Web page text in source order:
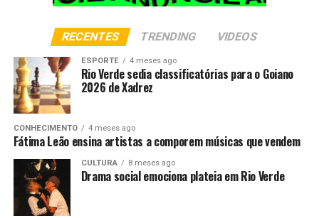
RECENTES TRENDING VIDEOS
ESPORTE 4 meses ago
Rio Verde sedia classificatórias para o Goiano
2026 de Xadrez
CONHECIMENTO 4 meses ago
Fátima Leão ensina artistas a comporem músicas que vendem
CULTURA 8 meses ago
Drama social emociona plateia em Rio Verde